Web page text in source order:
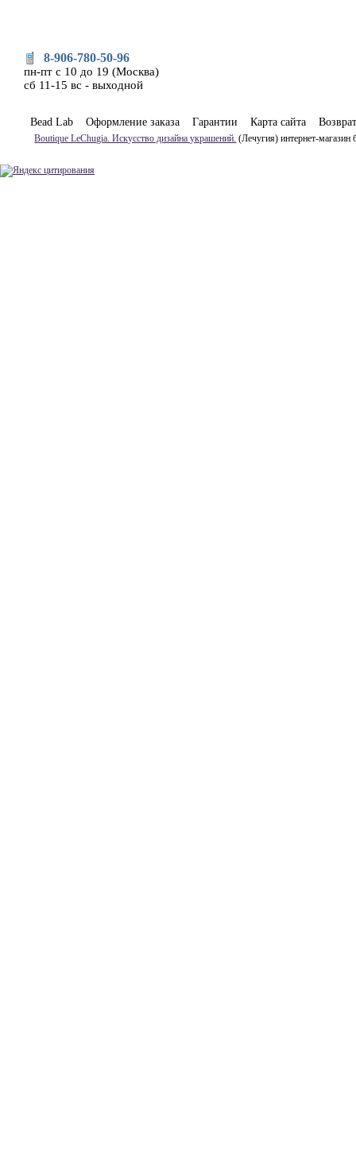
8-906-780-50-96
пн-пт с 10 до 19 (Москва)
сб 11-15 вс - выходной
Bead Lab Оформление заказа Гарантии Карта сайта Возврат
Boutique LeChugia. Искусство дизайна украшений. (Лечугия) интернет-